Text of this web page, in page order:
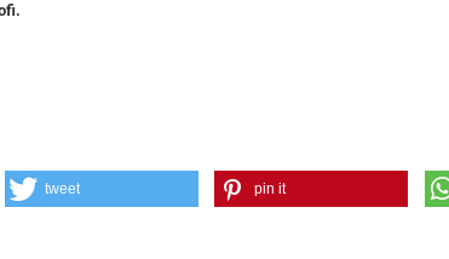
tweet pin it